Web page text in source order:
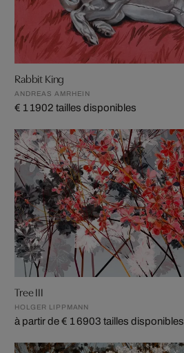
Rabbit King
ANDREAS AMRHEIN
€ 1 1902 tailles disponibles
Tree III
HOLGER LIPPMANN
à partir de € 1 6903 tailles disponibles